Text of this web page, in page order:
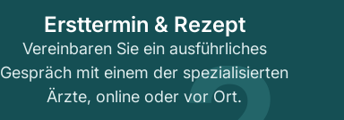
Ersttermin & Rezept
Vereinbaren Sie ein ausführliches
Gespräch mit einem der spezialisierten
Ärzte, online oder vor Ort.